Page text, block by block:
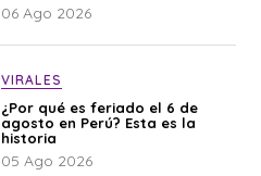
06 Ago 2026
VIRALES
¿Por qué es feriado el 6 de
agosto en Perú? Esta es la
historia
05 Ago 2026